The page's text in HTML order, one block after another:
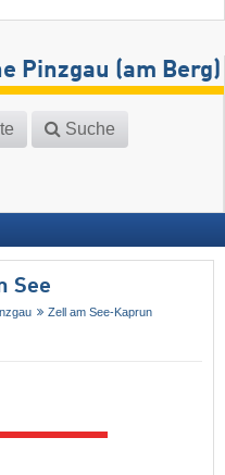
Pinzgau (am Berg)
Suche
See
Zell am See-Kaprun